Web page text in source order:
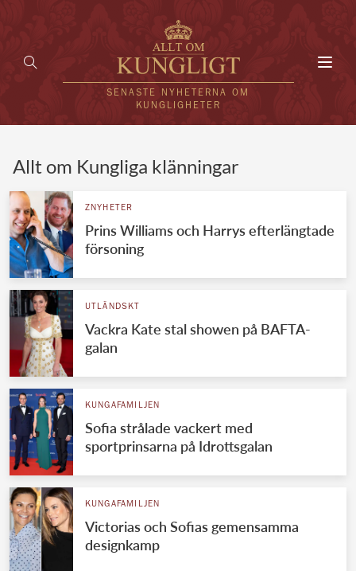
SENASTE NYHETERNA OM
KUNGLIGHETER
UTLÄNDSKT
VÄRLDENS KUNGAHUS
Svenska kungahuset
Danska kungahuset
Jordanska kungahuset
Luxemburgska storhertighuset
Allt om Kungliga klänningar
ZNYHETER
Prins Williams och Harrys efterlängtade
försoning
UTLÄNDSKT
Vackra Kate stal showen på BAFTA-
galan
KUNGAFAMILJEN
Sofia strålade vackert med
sportprinsarna på Idrottsgalan
KUNGAFAMILJEN
Victorias och Sofias gemensamma
designkamp